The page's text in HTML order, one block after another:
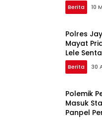
Berita 10
Polres
Mayat
Lele
Berita 30
Polemik
Masuk
Panpel